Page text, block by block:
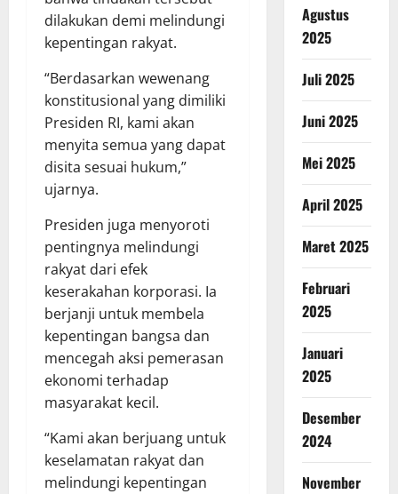
dilakukan demi melindungi
kepentingan rakyat.
“Berdasarkan wewenang
konstitusional yang dimiliki
Presiden RI, kami akan
menyita semua yang dapat
disita sesuai hukum,”
ujarnya.
Presiden juga menyoroti
pentingnya melindungi
rakyat dari efek
keserakahan korporasi. Ia
berjanji untuk membela
kepentingan bangsa dan
mencegah aksi pemerasan
ekonomi terhadap
masyarakat kecil.
“Kami akan berjuang untuk
keselamatan rakyat dan
melindungi kepentingan
Agustus
2025
Juli 2025
Juni 2025
Mei 2025
April 2025
Maret 2025
Februari
2025
Januari
2025
Desember
2024
November